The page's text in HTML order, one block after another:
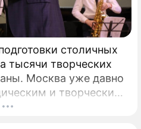
столичных
тысячи творческих
Москва уже давно
и творческим
самые